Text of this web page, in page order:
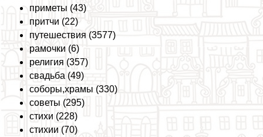
приметы (43)
притчи (22)
путешествия (3577)
рамочки (6)
религия (357)
свадьба (49)
соборы,храмы (330)
советы (295)
стихи (228)
стихии (70)